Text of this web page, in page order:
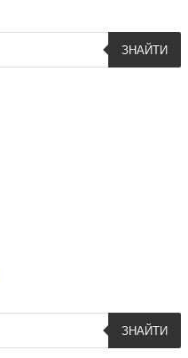
ЗНАЙТИ
ЗНАЙТИ